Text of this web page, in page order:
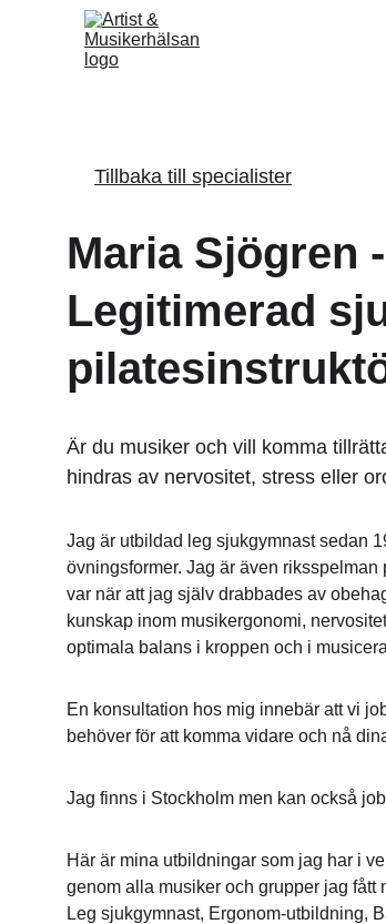
Maria Sjögren -
Legitimerad
Är du musiker och vill komma
hindras av nervositet, stress eller
Jag är utbildad leg sjukgymnast sedan
övningsformer. Jag är även
var när att jag själv drabbades av
kunskap inom musikergonomi,
optimala balans i kroppen och i
En konsultation hos mig innebär att vi
behöver för att komma vidare och nå
Jag finns i Stockholm men kan också
Här är mina utbildningar som jag har i
genom alla musiker och grupper jag fått
Leg sjukgymnast, Ergonom-utbildning,
Tillbaka till specialister